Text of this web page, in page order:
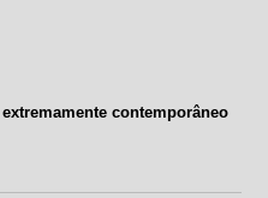
contemporâneo